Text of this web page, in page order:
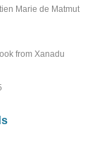
Marie de Matmut
from Xanadu